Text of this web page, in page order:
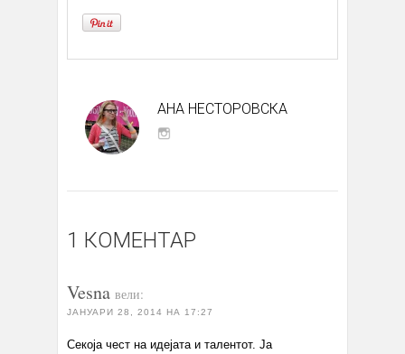
АНА НЕСТОРОВСКА
1 КОМЕНТАР
Vesna вели:
ЈАНУАРИ 28, 2014 НА 17:27
Секоја чест на идејата и талентот. Ја